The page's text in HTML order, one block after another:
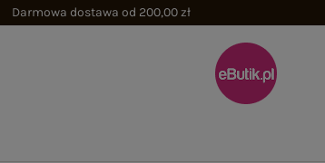
Darmowa dostawa od 200,00 zł